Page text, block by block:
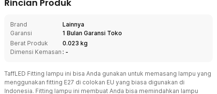
Rincian Produk
Brand
Lainnya
Garansi
1 Bulan Garansi Toko
Berat Produk
0.023 kg
Dimensi Kemasan : -
TaffLED Fitting lampu ini bisa Anda gunakan untuk memasang lampu yang
menggunakan fitting E27 di colokan EU yang biasa digunakan di
Indonesia. Fitting lampu ini membuat Anda bisa memindahkan lampu